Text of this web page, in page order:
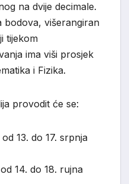
na dvije decimale.
bodova, višerangiran
tijekom
ima viši prosjek
i Fizika.
provodit će se:
13. do 17. srpnja
14. do 18. rujna